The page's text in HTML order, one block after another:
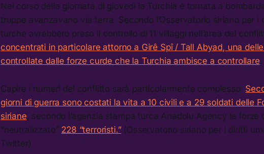
Nel corso della giornata di giovedì la Turchia è tornata a
truppe avanzavano via terra. Secondo l’Osservatorio siriano per i
turche avrebbero preso il controllo di 11 villaggi nell’area del
concentrati in particolare attorno a Girê Spî‎ / Tall Abyad, una
controllate dalle forze curde che la Turchia ambisce a controllare
Capire i numeri del conflitto sarà particolarmente complesso.
giorni di guerra sono costati la vita a 10 civili e a 29 soldati delle
siriane , secondo l’agenzia stampa turca Anadolu Agency le
“neutralizzato” 228 “terroristi.”(Osservatorio siriano per i diritti
Twitter)